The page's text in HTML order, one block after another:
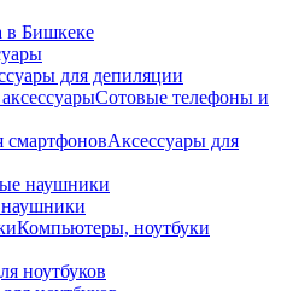
в Бишкеке
для депиляции
Сотовые телефоны и
Аксессуары для
наушники
Компьютеры, ноутбуки
ноутбуков